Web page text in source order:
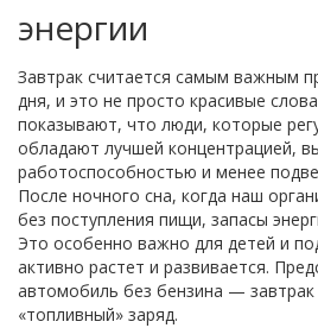
энергии
Завтрак считается самым важным
дня, и это не просто красивые
показывают, что люди, которые
обладают лучшей концентрацией,
работоспособностью и менее
После ночного сна, когда наш
без поступления пищи, запасы
Это особенно важно для детей и
активно растет и развивается.
автомобиль без бензина —
«топливный» заряд.